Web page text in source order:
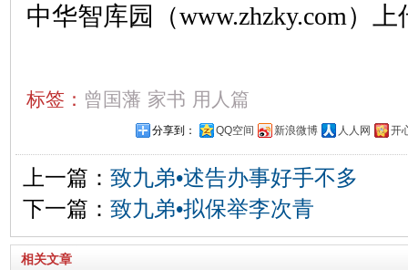
中华智库园（www.zhzky.com）上
标签： 曾国藩 家书 用人篇
分享到： QQ空间 新浪微博 人人网 开
上一篇： 致九弟•述告办事好手不多
下一篇： 致九弟•拟保举李次青
相关文章